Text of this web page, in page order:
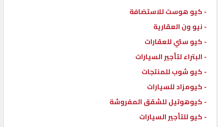
الدليل
القطري
POWERED
QHOST
- كيو هوست للاستضافة
- نيو ون العقارية
- كيو ستي للعقارات
- البتراء لتأجير السيارات
- كيو شوب للمنتجات
- كيومزاد للسيارات
- كيوهوتيل للشقق المفروشة
- كيو للتأجير السيارات